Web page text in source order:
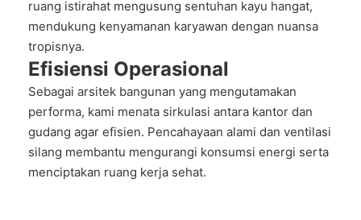
ruang istirahat mengusung sentuhan kayu hangat,
mendukung kenyamanan karyawan dengan nuansa
tropisnya.
Efisiensi Operasional
Sebagai arsitek bangunan yang mengutamakan
performa, kami menata sirkulasi antara kantor dan
gudang agar efisien. Pencahayaan alami dan ventilasi
silang membantu mengurangi konsumsi energi serta
menciptakan ruang kerja sehat.